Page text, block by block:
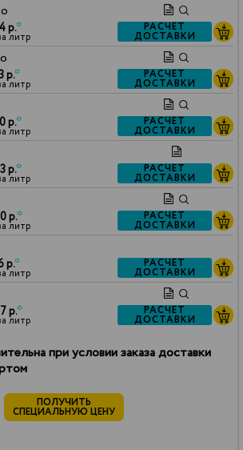
р.*
литр
РАСЧЕТ
ДОСТАВКИ
р.*
литр
РАСЧЕТ
ДОСТАВКИ
р.*
литр
РАСЧЕТ
ДОСТАВКИ
р.*
литр
РАСЧЕТ
ДОСТАВКИ
р.*
литр
РАСЧЕТ
ДОСТАВКИ
р.*
литр
РАСЧЕТ
ДОСТАВКИ
р.*
литр
РАСЧЕТ
ДОСТАВКИ
при условии заказа доставки
ПОЛУЧИТЬ
СПЕЦИАЛЬНУЮ ЦЕНУ